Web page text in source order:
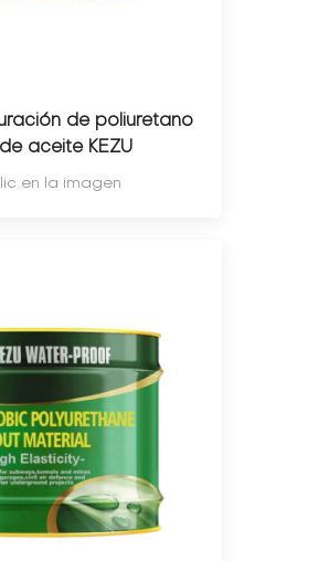
de poliuretano
aceite KEZU
en la imagen